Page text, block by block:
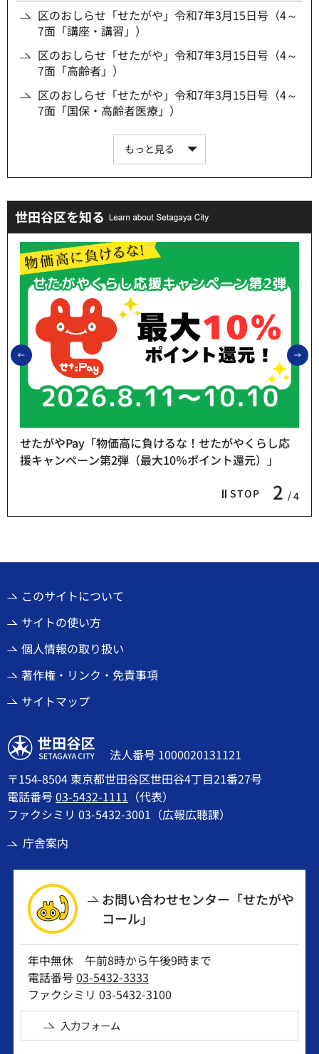
区のおしらせ「せたがや」令和7年3月15日号（4～
7面「講座・講習」）
区のおしらせ「せたがや」令和7年3月15日号（4～
7面「高齢者」）
区のおしらせ「せたがや」令和7年3月15日号（4～
7面「国保・高齢者医療」）
もっと見る
世田谷区を知る
前のスライドを表示
STOP 2 4
せたがやPay「物価高に負けるな！せたがやくらし応
援キャンペーン第2弾（最大10％ポイント還元）」
このサイトについて
サイトの使い方
個人情報の取り扱い
著作権・リンク・免責事項
サイトマップ
世田谷区
法人番号 1000020131121
〒154-8504 東京都世田谷区世田谷4丁目21番27号
電話番号03-5432-1111 （代表）
ファクシミリ 03-5432-3001（広報広聴課）
庁舎案内
お問い合わせセンター「せたがや
コール」
年中無休 午前8時から午後9時まで
電話番号03-5432-3333
ファクシミリ 03-5432-3100
入力フォーム